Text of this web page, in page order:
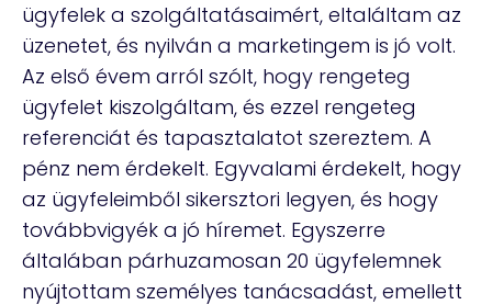
ügyfelek a szolgáltatásaimért, eltaláltam az
üzenetet, és nyilván a marketingem is jó volt.
Az első évem arról szólt, hogy rengeteg
ügyfelet kiszolgáltam, és ezzel rengeteg
referenciát és tapasztalatot szereztem. A
pénz nem érdekelt. Egyvalami érdekelt, hogy
az ügyfeleimből sikersztori legyen, és hogy
továbbvigyék a jó híremet. Egyszerre
általában párhuzamosan 20 ügyfelemnek
nyújtottam személyes tanácsadást, emellett